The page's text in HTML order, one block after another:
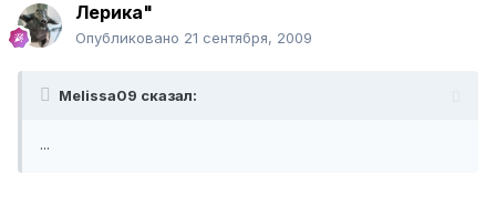
Лерика"
Опубликовано 21 сентября, 2009
Melissa09 сказал:
...